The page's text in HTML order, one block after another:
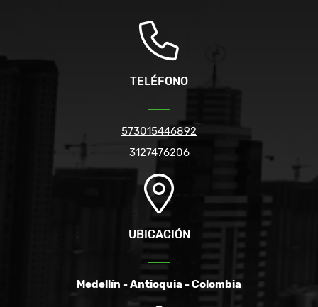
TELÉFONO
573015446892
3127476206
UBICACIÓN
Medellín - Antioquia - Colombia